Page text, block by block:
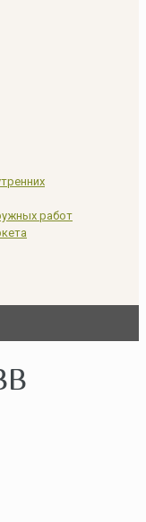
работ